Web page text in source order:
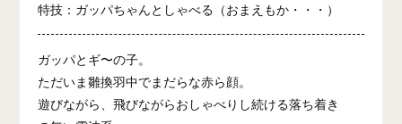
特技：ガッパちゃんとしゃべる（おまえもか・・・）
ガッパとギ〜の子。
ただいま雛換羽中でまだらな赤ら顔。
遊びながら、飛びながらおしゃべりし続ける落ち着き